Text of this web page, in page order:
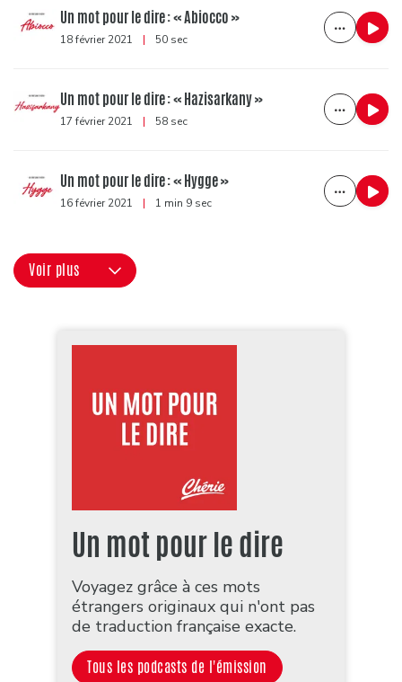
Un mot pour le dire : « Abiocco »
18 février 2021 | 50 sec
Un mot pour le dire : « Hazisarkany »
17 février 2021 | 58 sec
Un mot pour le dire : « Hygge »
16 février 2021 | 1 min 9 sec
Voir plus
Un mot pour le dire
Voyagez grâce à ces mots
étrangers originaux qui n'ont pas
de traduction française exacte.
Tous les podcasts de l'émission